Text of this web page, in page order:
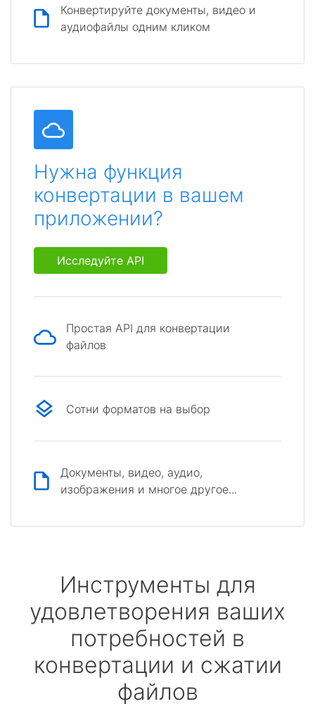
Конвертируйте документы, видео и
аудиофайлы одним кликом
Нужна функция
конвертации в вашем
приложении?
Исследуйте API
Простая API для конвертации
файлов
Сотни форматов на выбор
Документы, видео, аудио,
изображения и многое другое...
Инструменты для
удовлетворения ваших
потребностей в
конвертации и сжатии
файлов